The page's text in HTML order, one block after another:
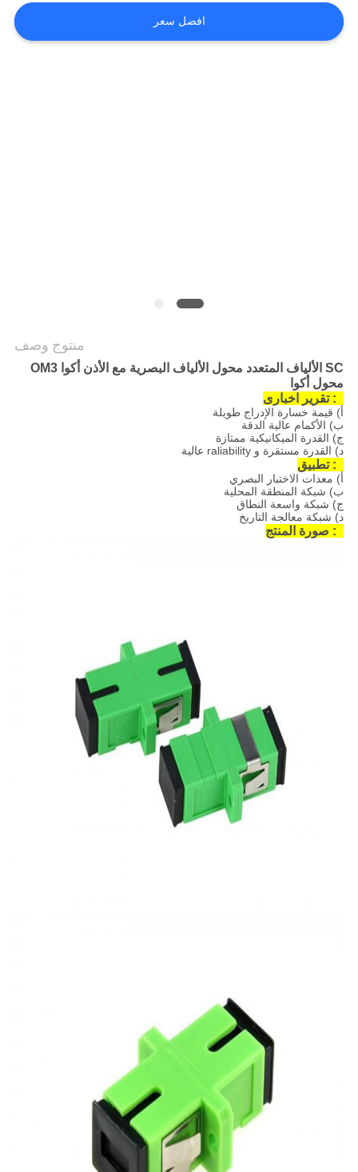
خريطة
الموقع
افضل سعر
منتوج وصف
SC الألياف المتعدد محول الألياف البصرية مع الأذن أكوا OM3
محول أكوا
أ) قيمة خسارة الإدراج طويلة
ب) الأكمام عالية الدقة
ج) القدرة الميكانيكية ممتازة
د) القدرة مستقرة و raliability عالية
أ) معدات الاختبار البصري
ب) شبكة المنطقة المحلية
ج) شبكة واسعة النطاق
د) شبكة معالجة التاريخ